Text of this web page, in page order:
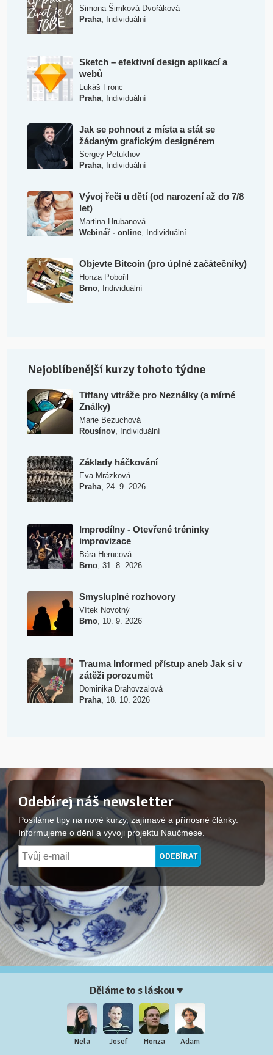
Simona Šimková Dvořáková
Praha, Individuální
Sketch – efektivní design aplikací a
webů
Lukáš Fronc
Praha, Individuální
Jak se pohnout z místa a stát se
žádaným grafickým designérem
Sergey Petukhov
Praha, Individuální
Vývoj řeči u dětí (od narození až do 7/8
let)
Martina Hrubanová
Webinář - online, Individuální
Objevte Bitcoin (pro úplné začátečníky)
Honza Pobořil
Brno, Individuální
Nejoblíbenější kurzy tohoto týdne
Tiffany vitráže pro Neználky (a mírné
Ználky)
Marie Bezuchová
Rousínov, Individuální
Základy háčkování
Eva Mrázková
Praha, 24. 9. 2026
Improdílny - Otevřené tréninky
improvizace
Bára Herucová
Brno, 31. 8. 2026
Smysluplné rozhovory
Vítek Novotný
Brno, 10. 9. 2026
Trauma Informed přístup aneb Jak si v
zátěži porozumět
Dominika Drahovzalová
Praha, 18. 10. 2026
Odebírej náš newsletter
Posíláme tipy na nové kurzy, zajímavé a přínosné články.
Informujeme o dění a vývoji projektu Naučmese.
Děláme to s láskou ♥
Nela Josef Honza Adam